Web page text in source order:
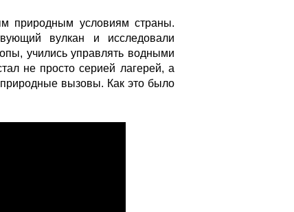
природным условиям страны.
вулкан и исследовали
учились управлять водными
не просто серией лагерей, а
вызовы. Как это было